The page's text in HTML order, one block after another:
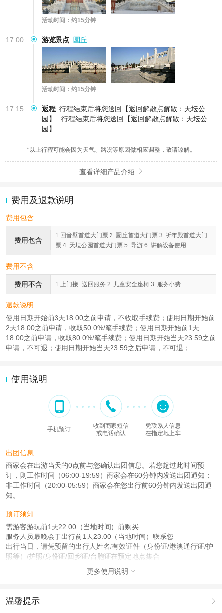
活动时间：约15分钟
17:00 游览景点: 圜丘
活动时间：约15分钟
17:15 返程: 行程结束后将您送回【返回解散点解散：天坛公
园】
行程结束后将您送回【返回解散点解散：天坛公
园】
*以上行程可能会因为天气、路况等原因做相应调整，敬请谅解。
查看详细产品介绍 
费用及退款说明
费用包含
费用包含
1.回音壁首道大门票 2. 圜丘首道大门票 3. 祈年殿首道大门
票 4. 天坛公园首道大门票 5. 导游 6. 讲解设备使用
费用不含
费用不含 1.上门接+送回服务 2. 儿童安全座椅 3. 服务小费
退款说明
使用日期开始前3天18:00之前申请，不收取手续费；使用日期开始前
2天18:00之前申请，收取50.0%/笔手续费；使用日期开始前1天
18:00之前申请，收取80.0%/笔手续费；使用日期开始当天23:59之前
申请，不可退；使用日期开始当天23:59之后申请，不可退；
使用说明
手机预订
收到商家短信
或电话确认
凭联系人信息
在指定地上车
出团信息
商家会在出游当天的0点前与您确认出团信息。若您超过此时间预
订，则工作时间（06:00-19:59）商家会在60分钟内发送出团通知；
非工作时间（20:00-05:59）商家会在您出行前60分钟内发送出团通
知。
预订须知
需游客游玩前1天22:00（当地时间）前购买
服务人员最晚会于出行前1天23:00（当地时间）联系您
出行当日，请凭预留的出行人姓名/有效证件（身份证/港澳通行证/护
照等）/护照/身份证/回乡证/台胞证在预定地点集合
儿童：3周岁 – 17周岁；
老人：60周岁 – 85周岁；
更多使用说明 
温馨提示 